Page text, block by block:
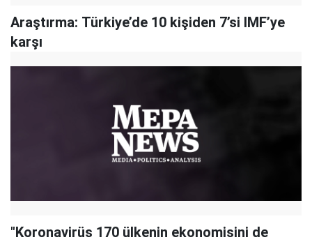
Araştırma: Türkiye’de 10 kişiden 7’si IMF’ye
karşı
"​Koronavirüs 170 ülkenin ekonomisini de